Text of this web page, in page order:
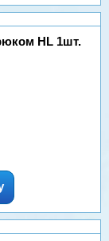
HL 1шт.